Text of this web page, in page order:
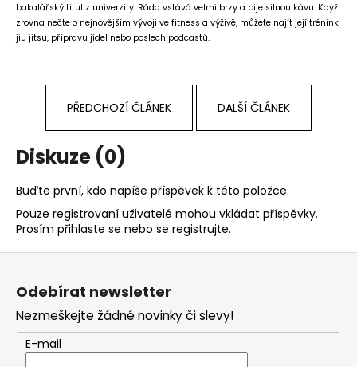
bakalářský titul z univerzity. Ráda vstává velmi brzy a pije silnou kávu. Když
zrovna nečte o nejnovějším vývoji ve fitness a výživě, můžete najít její trénink
jiu jitsu, přípravu jídel nebo poslech podcastů.
PŘEDCHOZÍ ČLÁNEK DALŠÍ ČLÁNEK
Diskuze (0)
Buďte první, kdo napíše příspěvek k této položce.
Pouze registrovaní uživatelé mohou vkládat příspěvky.
Prosím přihlaste se nebo se registrujte.
Z
Odebírat newsletter
Nezmeškejte žádné novinky či slevy!
E-mail